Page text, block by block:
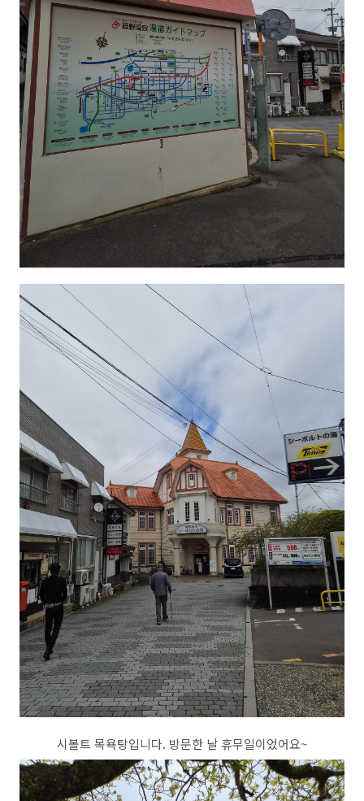
시볼트 목욕탕입니다. 방문한 날 휴무일이었어요~